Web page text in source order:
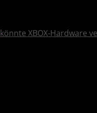
könnte XBOX-Hardware